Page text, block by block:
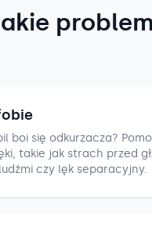
boi się odkurzacza?
takie jak strach przed
czy lęk separacyjny.